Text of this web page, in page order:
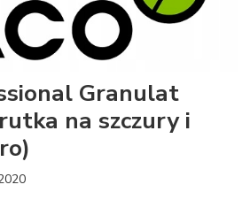
Granulat
na szczury i